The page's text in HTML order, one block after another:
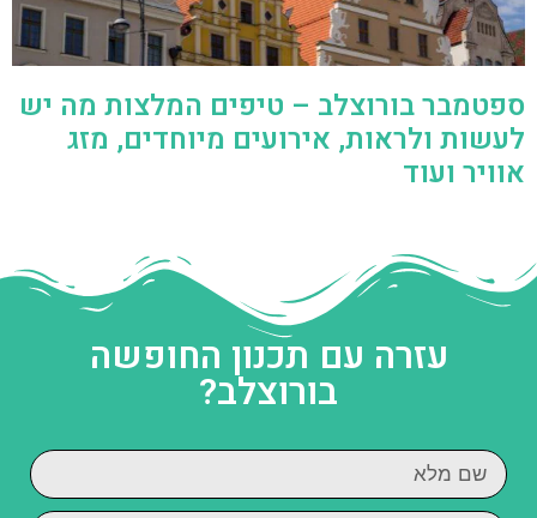
ספטמבר בורוצלב – טיפים המלצות מה יש
לעשות ולראות, אירועים מיוחדים, מזג
אוויר ועוד
עזרה עם תכנון החופשה
בורוצלב?